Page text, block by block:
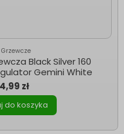
Grzewcze
Black Silver 160
Gemini White
zł
do koszyka